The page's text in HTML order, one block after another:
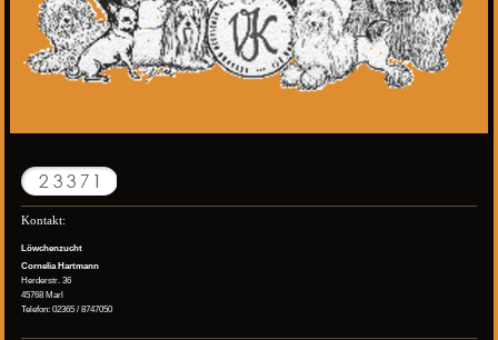
Kontakt:
Löwchenzucht
Cornelia Hartmann
Herderstr. 36
45768 Marl
Telefon: 02365 / 8747050